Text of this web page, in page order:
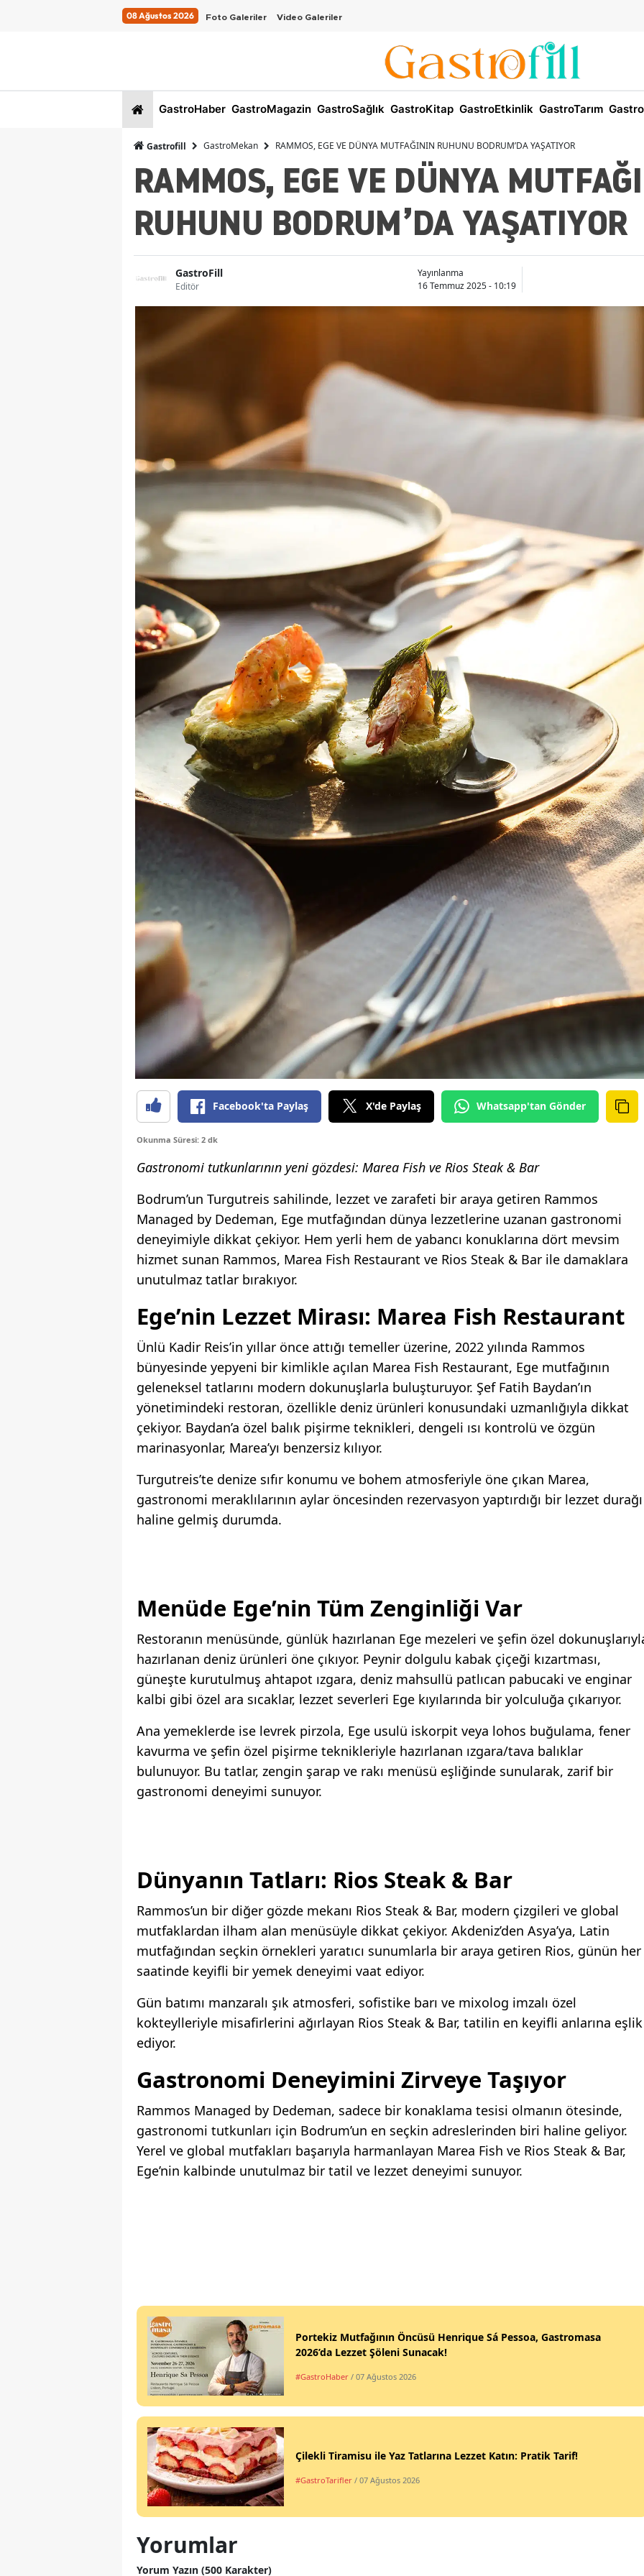
08 Ağustos 2026 Foto Galeriler Video Galeriler
GastroHaber GastroMagazin GastroSağlık GastroKitap GastroEtkinlik GastroTarım
Gastrofill GastroMekan RAMMOS, EGE VE DÜNYA MUTFAĞININ RUHUNU BODRUM’DA YAŞATIYOR
RAMMOS, EGE VE DÜNYA
RUHUNU BODRUM’DA YAŞATIYOR
GastroFill
Editör
Yayınlanma
16 Temmuz 2025 - 10:19
Facebook'ta Paylaş X'de Paylaş Whatsapp'tan Gönder
Okunma Süresi: 2 dk
Gastronomi tutkunlarının yeni gözdesi: Marea Fish ve Rios Steak & Bar
Bodrum’un Turgutreis sahilinde, lezzet ve zarafeti bir araya getiren Rammos
Managed by Dedeman, Ege mutfağından dünya lezzetlerine uzanan gastronomi
deneyimiyle dikkat çekiyor. Hem yerli hem de yabancı konuklarına dört mevsim
hizmet sunan Rammos, Marea Fish Restaurant ve Rios Steak & Bar ile damaklara
unutulmaz tatlar bırakıyor.
Ege’nin Lezzet Mirası: Marea Fish Restaurant
Ünlü Kadir Reis’in yıllar önce attığı temeller üzerine, 2022 yılında Rammos
bünyesinde yepyeni bir kimlikle açılan Marea Fish Restaurant, Ege mutfağının
geleneksel tatlarını modern dokunuşlarla buluşturuyor. Şef Fatih Baydan’ın
yönetimindeki restoran, özellikle deniz ürünleri konusundaki uzmanlığıyla dikkat
çekiyor. Baydan’a özel balık pişirme teknikleri, dengeli ısı kontrolü ve özgün
marinasyonlar, Marea’yı benzersiz kılıyor.
Turgutreis’te denize sıfır konumu ve bohem atmosferiyle öne çıkan Marea,
gastronomi meraklılarının aylar öncesinden rezervasyon yaptırdığı bir lezzet durağı
haline gelmiş durumda.
Menüde Ege’nin Tüm Zenginliği Var
Restoranın menüsünde, günlük hazırlanan Ege mezeleri ve şefin özel
hazırlanan deniz ürünleri öne çıkıyor. Peynir dolgulu kabak çiçeği kızartması,
güneşte kurutulmuş ahtapot ızgara, deniz mahsullü patlıcan pabucaki ve enginar
kalbi gibi özel ara sıcaklar, lezzet severleri Ege kıyılarında bir yolculuğa çıkarıyor.
Ana yemeklerde ise levrek pirzola, Ege usulü iskorpit veya lohos buğulama, fener
kavurma ve şefin özel pişirme teknikleriyle hazırlanan ızgara/tava balıklar
bulunuyor. Bu tatlar, zengin şarap ve rakı menüsü eşliğinde sunularak, zarif bir
gastronomi deneyimi sunuyor.
Dünyanın Tatları: Rios Steak & Bar
Rammos’un bir diğer gözde mekanı Rios Steak & Bar, modern çizgileri ve global
mutfaklardan ilham alan menüsüyle dikkat çekiyor. Akdeniz’den Asya’ya, Latin
mutfağından seçkin örnekleri yaratıcı sunumlarla bir araya getiren Rios, günün her
saatinde keyifli bir yemek deneyimi vaat ediyor.
Gün batımı manzaralı şık atmosferi, sofistike barı ve mixolog imzalı özel
kokteylleriyle misafirlerini ağırlayan Rios Steak & Bar, tatilin en keyifli anlarına eşlik
ediyor.
Gastronomi Deneyimini Zirveye Taşıyor
Rammos Managed by Dedeman, sadece bir konaklama tesisi olmanın ötesinde,
gastronomi tutkunları için Bodrum’un en seçkin adreslerinden biri haline geliyor.
Yerel ve global mutfakları başarıyla harmanlayan Marea Fish ve Rios Steak & Bar,
Ege’nin kalbinde unutulmaz bir tatil ve lezzet deneyimi sunuyor.
Portekiz Mutfağının Öncüsü Henrique Sá Pessoa, Gastromasa
2026’da Lezzet Şöleni Sunacak!
#GastroHaber / 07 Ağustos 2026
Çilekli Tiramisu ile Yaz Tatlarına Lezzet Katın: Pratik Tarif!
#GastroTarifler / 07 Ağustos 2026
Yorumlar
Yorum Yazın (500 Karakter)